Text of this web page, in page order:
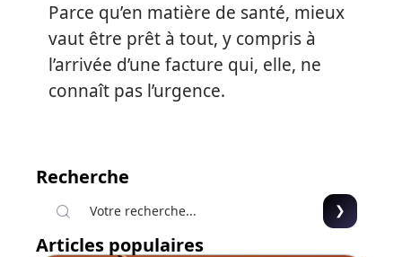
Parce qu’en matière de santé, mieux
vaut être prêt à tout, y compris à
l’arrivée d’une facture qui, elle, ne
connaît pas l’urgence.
Recherche
Articles populaires